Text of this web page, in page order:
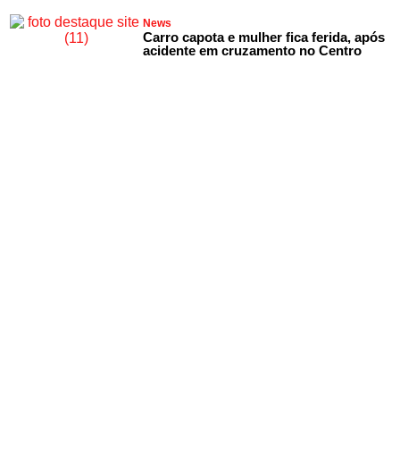
News
Carro capota e mulher fica ferida, após
acidente em cruzamento no Centro